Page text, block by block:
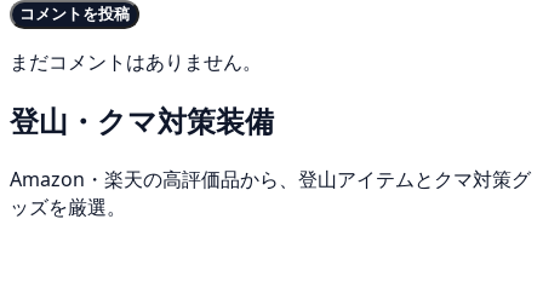
コメントを投稿
まだコメントはありません。
登山・クマ対策装備
Amazon・楽天の高評価品から、登山アイテムとクマ対策グ
ッズを厳選。